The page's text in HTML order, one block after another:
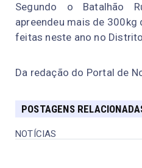
Segundo o Batalhão
apreendeu mais de
feitas neste ano no
Da redação do Portal de
POSTAGENS
NOTÍCIAS